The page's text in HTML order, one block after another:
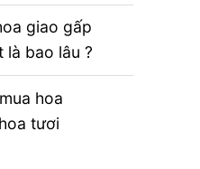
giao gấp
là bao lâu ?
hoa
tươi